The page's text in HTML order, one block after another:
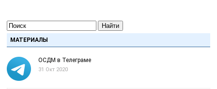
Найти
МАТЕРИАЛЫ
ОСДМ в Телеграме
31 Окт 2020